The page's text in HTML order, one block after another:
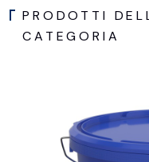
PRODOTTI
CATEGORIA